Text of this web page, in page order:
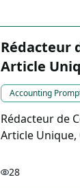
Rédacteur
Article
Accounting
Rédacteur de
Article Unique,
28